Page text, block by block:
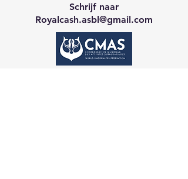
Schrijf naar
Royalcash.asbl@gmail.com